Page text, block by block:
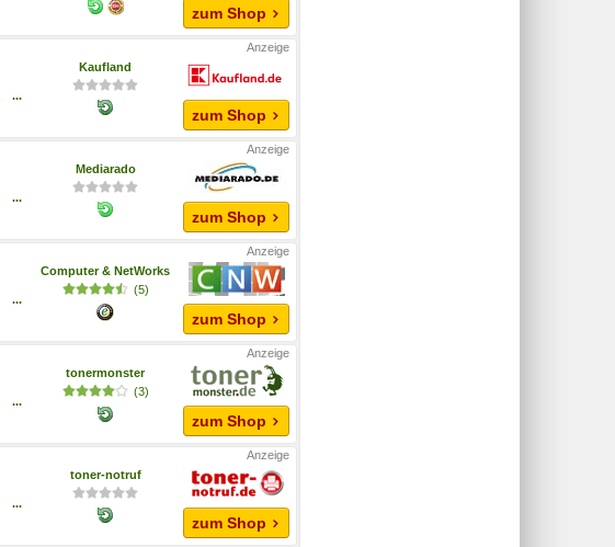
zum Shop
...
Kaufland
zum Shop
...
Mediarado
zum Shop
...
Computer & NetWorks
(5)
zum Shop
...
tonermonster
(3)
zum Shop
...
toner-notruf
zum Shop